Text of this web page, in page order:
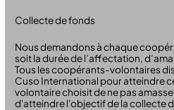
Collecte de fonds
Nous demandons à chaque
soit la durée de l’affectation,
Tous les coopérants-volontaires
Cuso International pour atteindre
volontaire choisit de ne pas
d'atteindre l'objectif de la collecte